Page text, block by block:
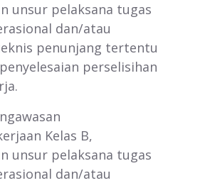
unsur pelaksana tugas
dan/atau
penunjang tertentu
perselisihan
Kelas B,
unsur pelaksana tugas
dan/atau